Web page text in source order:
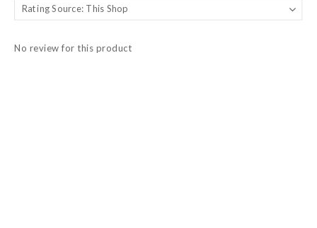
No review for this product